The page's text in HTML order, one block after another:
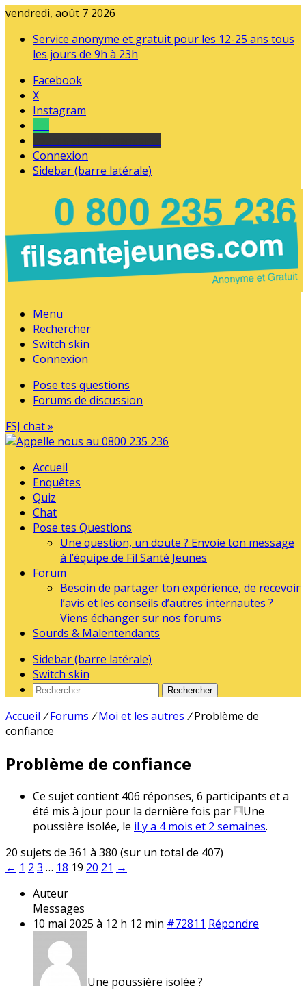
vendredi, août 7 2026
Service anonyme et gratuit pour les 12-25 ans tous
les jours de 9h à 23h
Facebook
X
Instagram
Connexion
Sidebar (barre latérale)
Menu
Rechercher
Switch skin
Connexion
Pose tes questions
Forums de discussion
FSJ chat »
Accueil
Enquêtes
Quiz
Chat
Pose tes Questions
Une question, un doute ? Envoie ton message
à l’équipe de Fil Santé Jeunes
Forum
Besoin de partager ton expérience, de recevoir
l’avis et les conseils d’autres internautes ?
Viens échanger sur nos forums
Sourds & Malentendants
Sidebar (barre latérale)
Switch skin
Rechercher
Accueil / Forums / Moi et les autres / Problème de
confiance
Problème de confiance
Ce sujet contient 406 réponses, 6 participants et a
été mis à jour pour la dernière fois par
Une
poussière isolée, le il y a 4 mois et 2 semaines.
20 sujets de 361 à 380 (sur un total de 407)
← 1 2 3 … 18 19 20 21 →
Auteur
Messages
10 mai 2025 à 12 h 12 min #72811 Répondre
Une poussière isolée ?